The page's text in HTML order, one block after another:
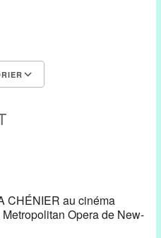
CHÉNIER au cinéma
Opera de New-